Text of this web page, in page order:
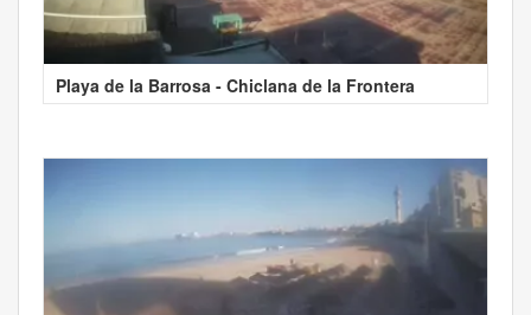
Playa de la Barrosa - Chiclana de la Frontera